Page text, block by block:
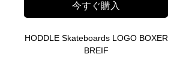
今すぐ購入
HODDLE Skateboards LOGO BOXER
BREIF